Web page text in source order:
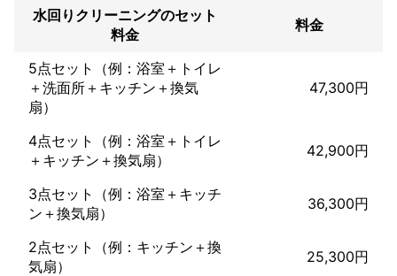
不用品回収業者で2年働きました。
不動産会社と提携しており、賃貸の残置物回収、ハウスクリーニ
ングをしています。
アピールポイント
この人に頼んで良かった、またこの人に頼みたいと思ってもらえ
るように頑張りますので、宜しくお願い致します。
水回りクリーニングのセット
料金
料金
5点セット（例：浴室＋トイレ
＋洗面所＋キッチン＋換気
扇）
47,300円
4点セット（例：浴室＋トイレ
＋キッチン＋換気扇）
42,900円
3点セット（例：浴室＋キッチ
ン＋換気扇）
36,300円
2点セット（例：キッチン＋換
気扇）
25,300円